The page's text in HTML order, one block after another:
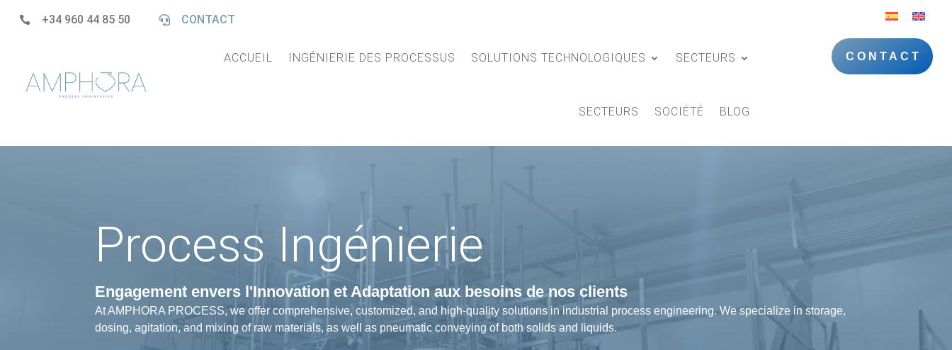
 +34 960 44 85 50  CONTACT
ACCUEIL INGÉNIERIE DES PROCESSUS SOLUTIONS TECHNOLOGIQUES SECTEURS
SECTEURS SOCIÉTÉ BLOG
CONTACT
Process Ingénierie
Engagement envers l'Innovation et Adaptation aux besoins de nos clients
At AMPHORA PROCESS, we offer comprehensive, customized, and high-quality solutions in industrial process engineering. We specialize in storage,
dosing, agitation, and mixing of raw materials, as well as pneumatic conveying of both solids and liquids.